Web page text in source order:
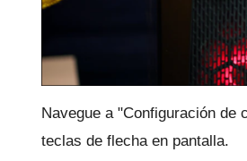
Navegue a "Configuración de
teclas de flecha en pantalla.